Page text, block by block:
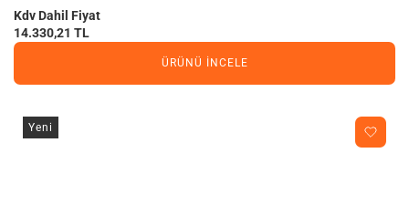
Kdv Dahil Fiyat
14.330,21 TL
ÜRÜNÜ İNCELE
Yeni